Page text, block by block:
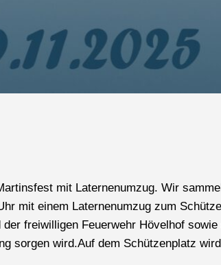
mit Laternenumzug. Wir
mit einem Laternenumzug zum
freiwilligen Feuerwehr Hövelhof
sorgen wird.Auf dem Schützenplatz